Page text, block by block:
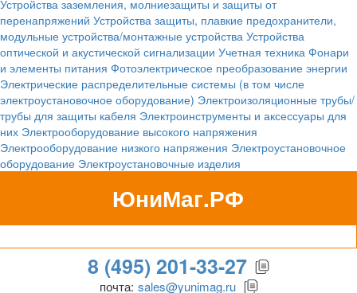
Устройства заземления, молниезащиты и защиты от
перенапряжений Устройства защиты, плавкие предохранители,
модульные устройства/монтажные устройства Устройства
оптической и акустической сигнализации Учетная техника Фонари
и элементы питания Фотоэлектрическое преобразование энергии
Электрические распределительные системы (в том числе
электроустановочное оборудование) Электроизоляционные трубы/
трубы для защиты кабеля Электроинструменты и аксессуары для
них Электрооборудование высокого напряжения
Электрооборудование низкого напряжения Электроустановочное
оборудование Электроустановочные изделия
ЮниМаг.РФ
Гипермаркет для бизнеса
8 (495) 201-33-27
почта: sales@yunimag.ru